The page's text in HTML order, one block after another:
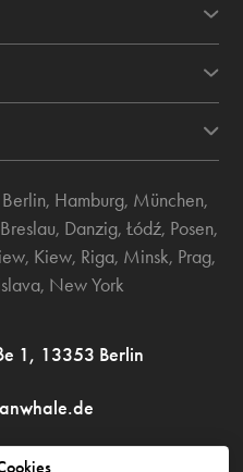
Berlin, Hamburg, München,
Breslau, Danzig, Łódź, Posen,
, Kiew, Riga, Minsk, Prag,
, New York
1, 13353 Berlin